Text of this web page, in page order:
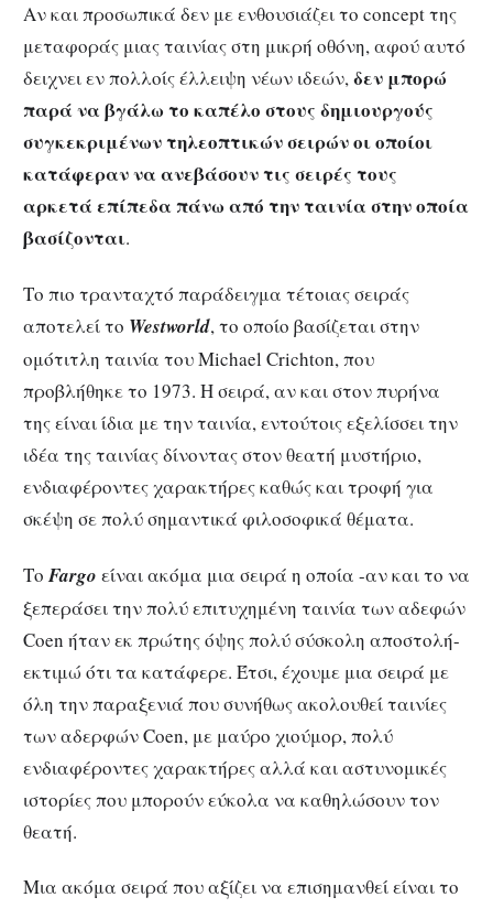
Αν και προσωπικά δεν με ενθουσιάζει το concept της
μεταφοράς μιας ταινίας στη μικρή οθόνη, αφού αυτό
δειχνει εν πολλοίς έλλειψη νέων ιδεών,δεν μπορώ
παρά να βγάλω το καπέλο στους δημιουργούς
συγκεκριμένων τηλεοπτικών σειρών οι οποίοι
κατάφεραν να ανεβάσουν τις σειρές τους
αρκετά επίπεδα πάνω από την ταινία στην οποία
βασίζονται.
Το πιο τρανταχτό παράδειγμα τέτοιας σειράς
αποτελεί το Westworld, το οποίο βασίζεται στην
ομότιτλη ταινία του Michael Crichton, που
προβλήθηκε το 1973. Η σειρά, αν και στον πυρήνα
της είναι ίδια με την ταινία, εντούτοις εξελίσσει την
ιδέα της ταινίας δίνοντας στον θεατή μυστήριο,
ενδιαφέροντες χαρακτήρες καθώς και τροφή για
σκέψη σε πολύ σημαντικά φιλοσοφικά θέματα.
Το Fargo είναι ακόμα μια σειρά η οποία -αν και το να
ξεπεράσει την πολύ επιτυχημένη ταινία των αδεφών
Coen ήταν εκ πρώτης όψης πολύ σύσκολη αποστολή-
εκτιμώ ότι τα κατάφερε. Έτσι, έχουμε μια σειρά με
όλη την παραξενιά που συνήθως ακολουθεί ταινίες
των αδερφών Coen, με μαύρο χιούμορ, πολύ
ενδιαφέροντες χαρακτήρες αλλά και αστυνομικές
ιστορίες που μπορούν εύκολα να καθηλώσουν τον
θεατή.
Μια ακόμα σειρά που αξίζει να επισημανθεί είναι το